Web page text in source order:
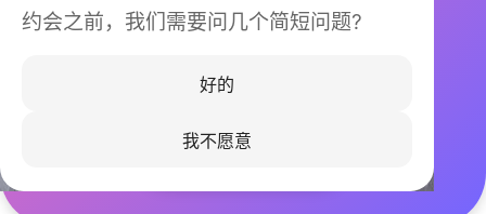
约会之前，我们需要问几个简短问题?
好的
我不愿意
今晚不再孤单
同城快速匹配，马上认识身边的TA
立即下载